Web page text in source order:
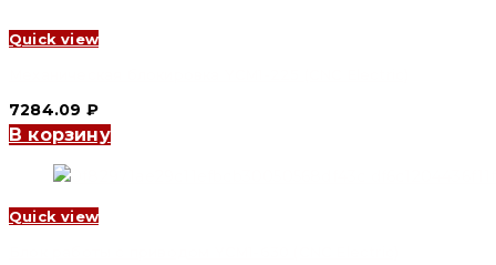
Quick view
7284.09 ₽
В корзину
Quick view